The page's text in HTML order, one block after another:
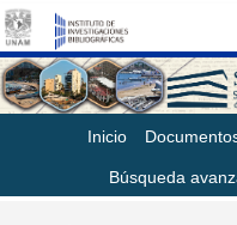
Inicio
Búsqueda